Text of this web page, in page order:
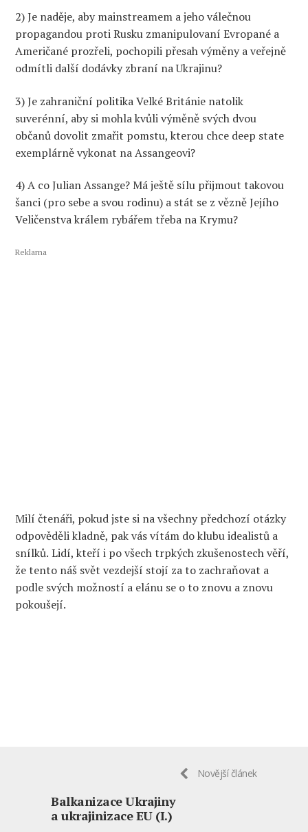
2)Je naděje, aby mainstreamem a jeho válečnou
propagandou proti Rusku zmanipulovaní Evropané a
Američané prozřeli, pochopili přesah výměny aveřejně
odmítli další dodávky zbraní na Ukrajinu?
3)Je zahraniční politika Velké Británie natolik
suverénní, aby si mohlakvůlivýměně svých dvou
občanů dovolit zmařit pomstu, kterou chce deep state
exemplárně vykonat na Assangeovi?
4)A co Julian Assange? Má ještě sílu přijmout takovou
šanci (pro sebe a svou rodinu) a stát se z vězně Jejího
Veličenstva králem rybářem třeba na Krymu?
Reklama
Milí čtenáři, pokud jste si na všechny předchozí otázky
odpovědělikladně, pak vás vítám do klubu idealistů a
snílků. Lidí, kteří i po všech trpkých zkušenostech věří,
že tento náš svět vezdejší stojí za to zachraňovat a
podle svých možností a elánu se o to znovu a znovu
pokoušejí.
Novější článek
Balkanizace Ukrajiny
a ukrajinizace EU (I.)